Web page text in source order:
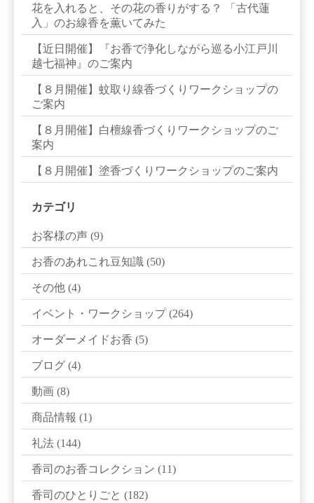
花を入れると、その花の香りがする？ 「古代蓮
入」のお線香を薫いてみた
【近日開催】『お香で浄化しながら巡る小江戸川
越七福神』のご案内
【８月開催】蚊取り線香づくりワークショップの
ご案内
【８月開催】白檀線香づくりワークショップのご
案内
【８月開催】塗香づくりワークショップのご案内
カテゴリ
お客様の声 (9)
お香のあれこれ豆知識 (50)
その他 (4)
イベント・ワークショップ(264)
オーダーメイドお香 (5)
ブログ (4)
動画 (8)
商品情報 (1)
礼法 (144)
香司のお香コレクション (11)
香司のひとりごと (182)